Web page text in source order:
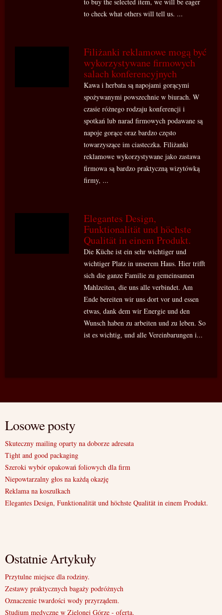
to check what others will tell us. ...
Filiżanki reklamowe mogą być
wykorzystywane firmowych
salach konferencyjnych
Kawa i herbata są napojami gorącymi
spożywanymi powszechnie w biurach. W
czasie różnego rodzaju konferencji i
spotkań lub narad firmowych podawane są
napoje gorące oraz bardzo często
towarzyszące im ciasteczka. Filiżanki
reklamowe wykorzystywane jako zastawa
firmowa są bardzo praktyczną wizytówką
firmy, ...
Elegantes Design,
Funktionalität und höchste
Qualität in einem Produkt.
Die Küche ist ein sehr wichtiger und
wichtiger Platz in unserem Haus. Hier trifft
sich die ganze Familie zu gemeinsamen
Mahlzeiten, die uns alle verbindet. Am
Ende bereiten wir uns dort vor und essen
etwas, dank dem wir Energie und den
Wunsch haben zu arbeiten und zu leben. So
ist es wichtig, und alle Vereinbarungen i...
Losowe posty
Skuteczny mailing oparty na doborze adresata
Tight and good packaging
Szeroki wybór opakowań foliowych dla firm
Niepowtarzalny głos na każdą okazję
Reklama na koszulkach
Elegantes Design, Funktionalität und höchste Qualität in einem Produkt.
Ostatnie Artykuły
Przytulne miejsce dla rodziny.
Zestawy praktycznych bagaży podróżnych
Oznaczenie twardości wody przyrządem.
Studium medyczne w Zielonej Górze - oferta.